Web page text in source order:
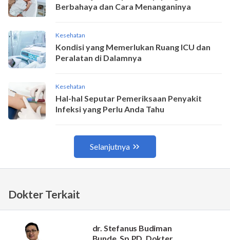
Dokter Terkait